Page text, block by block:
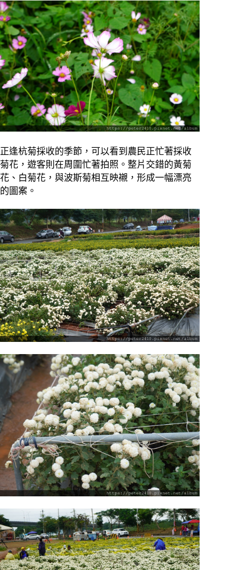
正逢杭菊採收的季節，可以看到農民正忙著採收
菊花，遊客則在周圍忙著拍照。整片交錯的黃菊
花、白菊花，與波斯菊相互映襯，形成一幅漂亮
的圖案。